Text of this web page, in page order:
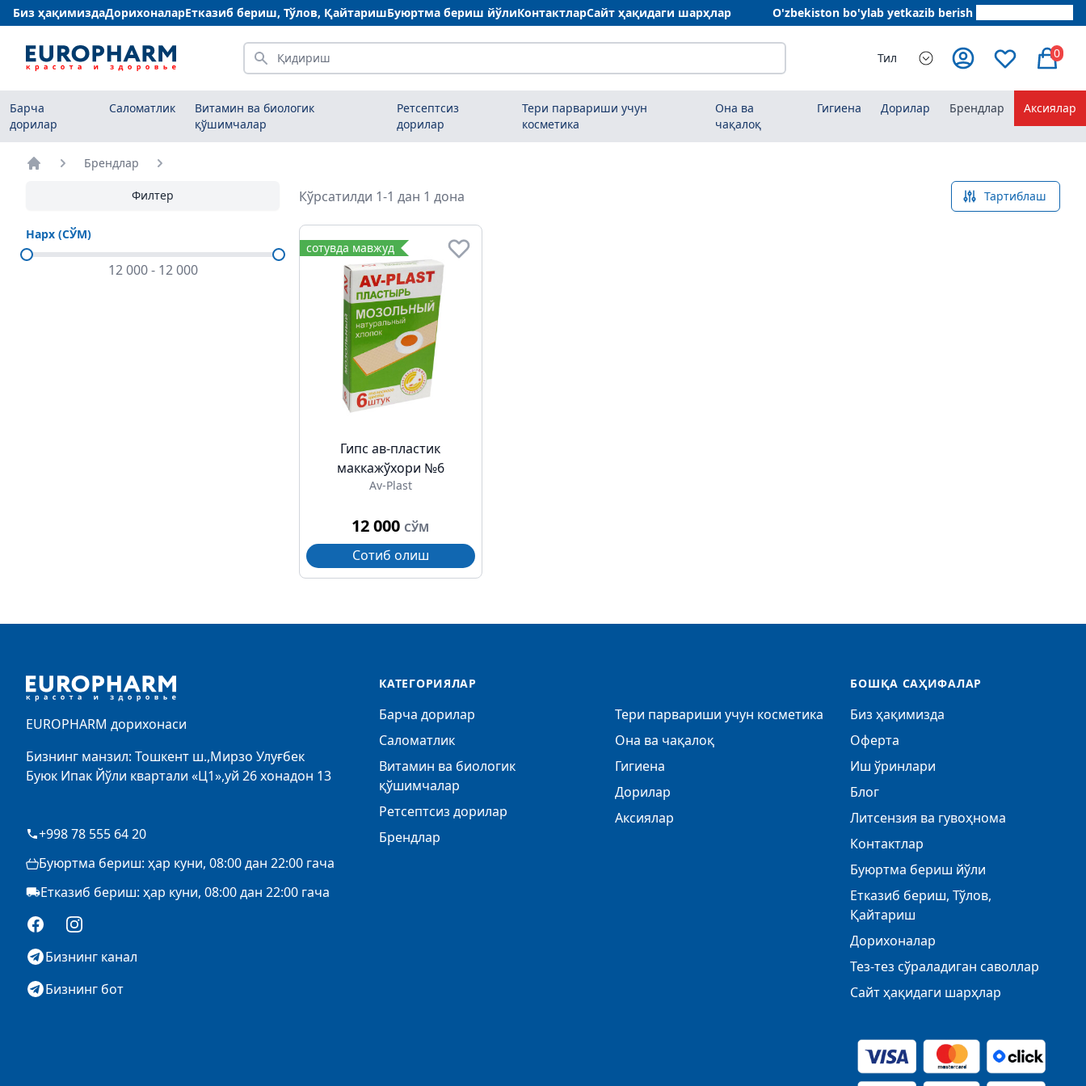
Биз ҳақимиздаДорихоналарЕтказиб бериш, Тўлов, ҚайтаришБуюртма бериш йўлиКонтактларСайт ҳақидаги шарҳлар O'zbekiston bo'ylab yetkazib berish
Қидириш Тил 0
Барча
дорилар
Саломатлик
Витамин ва биологик
қўшимчалар
Ретсептсиз
дорилар
Тери парвариши учун
косметика
Она ва
чақалоқ
Гигиена Дорилар Брендлар Аксиялар
Брендлар
Филтер
Нарх (СЎМ)
12 000- 12 000
Кўрсатилди 1-1 дан 1 дона Тартиблаш
сотувда мавжуд
Гипс ав-пластик
маккажўхори №6
Av-Plast
12 000 СЎМ
Сотиб олиш
EUROPHARM дорихонаси
Бизнинг манзил: Тошкент ш.,Мирзо Улуғбек
Буюк Ипак Йўли квартали «Ц1»,уй 26 хонадон 13
+998 78 555 64 20
Буюртма бериш: ҳар куни, 08:00 дан 22:00 гача
Етказиб бериш: ҳар куни, 08:00 дан 22:00 гача
FacebookInstagram
Бизнинг канал
Бизнинг бот
КАТЕГОРИЯЛАР
Барча дорилар
Саломатлик
Витамин ва биологик
қўшимчалар
Ретсептсиз дорилар
Брендлар
Тери парвариши учун косметика
Она ва чақалоқ
Гигиена
Дорилар
Аксиялар
БОШҚА САҲИФАЛАР
Биз ҳақимизда
Оферта
Иш ўринлари
Блог
Литсензия ва гувоҳнома
Контактлар
Буюртма бериш йўли
Етказиб бериш, Тўлов,
Қайтариш
Дорихоналар
Тез-тез сўраладиган саволлар
Сайт ҳақидаги шарҳлар